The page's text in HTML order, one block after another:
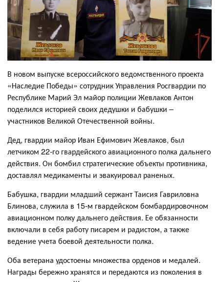
В новом выпуске всероссийского ведомственного проекта
«Наследие Победы» сотрудник Управления Росгвардии по
Республике Марий Эл майор полиции Жевлаков Антон
поделился историей своих дедушки и бабушки –
участников Великой Отечественной войны.
Дед, гвардии майор Иван Ефимович Жевлаков, был
летчиком 22-го гвардейского авиационного полка дальнего
действия. Он бомбил стратегические объекты противника,
доставлял медикаменты и эвакуировал раненых.
Бабушка, гвардии младший сержант Таисия Гавриловна
Блинова, служила в 15-м гвардейском бомбардировочном
авиационном полку дальнего действия. Ее обязанности
включали в себя работу писарем и радистом, а также
ведение учета боевой деятельности полка.
Оба ветерана удостоены множества орденов и медалей.
Награды бережно хранятся и передаются из поколения в